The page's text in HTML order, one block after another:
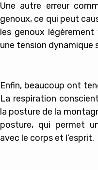
Une autre erreur
genoux, ce qui peut
les genoux
une tension dynamique
Enfin, beaucoup ont
La respiration
la posture de la
posture, qui permet
avec le corps et l’esprit.